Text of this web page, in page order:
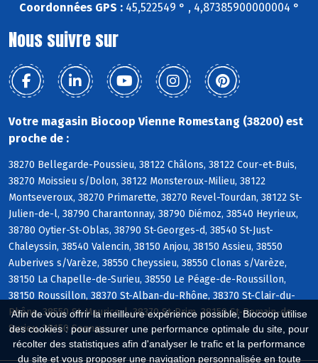
Afin de vous offrir la meilleure expérience possible, Biocoop utilise
des cookies : pour assurer une performance optimale du site, pour
récolter des statistiques afin d'analyser le trafic et la performance
du site et vous proposer une navigation personnalisée en toute
Coordonnées GPS :45,522549 ° , 4,87385900000004 °
Nous suivre sur
Votre magasin Biocoop Vienne Romestang (38200) est
proche de :
38270 Bellegarde-Poussieu, 38122 Châlons, 38122 Cour-et-Buis,
38270 Moissieu s/Dolon, 38122 Monsteroux-Milieu, 38122
Montseveroux, 38270 Primarette, 38270 Revel-Tourdan, 38122 St-
Julien-de-l, 38790 Charantonnay, 38790 Diémoz, 38540 Heyrieux,
38780 Oytier-St-Oblas, 38790 St-Georges-d, 38540 St-Just-
Chaleyssin, 38540 Valencin, 38150 Anjou, 38150 Assieu, 38550
Auberives s/Varèze, 38550 Cheyssieu, 38550 Clonas s/Varèze,
38150 La Chapelle-de-Surieu, 38550 Le Péage-de-Roussillon,
38150 Roussillon, 38370 St-Alban-du-Rhône, 38370 St-Clair-du-
Rhône, 38550 St-Maurice-l, 38370 St-Prim, 38150 St-Romain-de-
Surieu, 38150 Sonnay